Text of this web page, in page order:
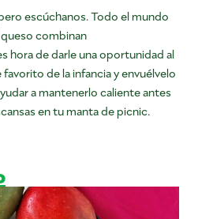
escúchanos. Todo el mundo
queso combinan
hora de darle una oportunidad al
favorito de la infancia y envuélvelo
a mantenerlo caliente antes
en tu manta de picnic.